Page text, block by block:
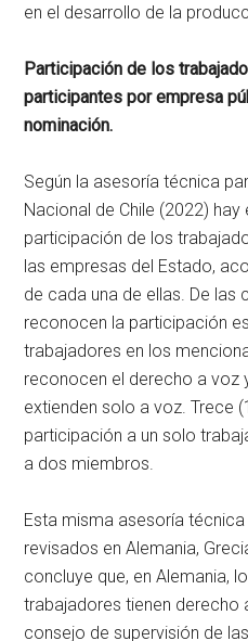
en el desarrollo de la
Participación de los
participantes por empresa
nominación.
Según la asesoría técnica
Nacional de Chile (2022)
participación de los
las empresas del Estado,
de cada una de ellas. De
reconocen la participación
trabajadores en los
reconocen el derecho a voz
extienden solo a voz. Trece
participación a un solo
a dos miembros.
Esta misma asesoría
revisados en Alemania,
concluye que, en Alemania,
trabajadores tienen derecho
consejo de supervisión de